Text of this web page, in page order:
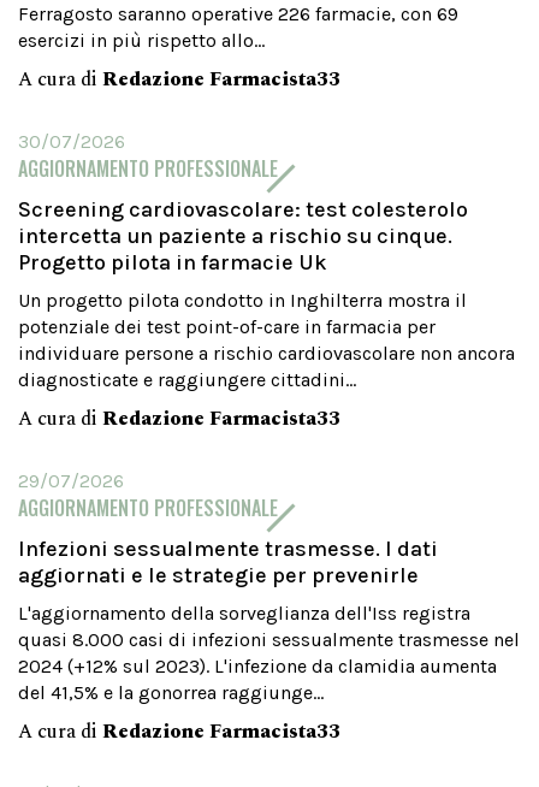
Ferragosto saranno operative 226 farmacie, con 69
esercizi in più rispetto allo...
A cura di Redazione Farmacista33
30/07/2026
AGGIORNAMENTO PROFESSIONALE
Screening cardiovascolare: test colesterolo
intercetta un paziente a rischio su cinque.
Progetto pilota in farmacie Uk
Un progetto pilota condotto in Inghilterra mostra il
potenziale dei test point-of-care in farmacia per
individuare persone a rischio cardiovascolare non ancora
diagnosticate e raggiungere cittadini...
A cura di Redazione Farmacista33
29/07/2026
AGGIORNAMENTO PROFESSIONALE
Infezioni sessualmente trasmesse. I dati
aggiornati e le strategie per prevenirle
L'aggiornamento della sorveglianza dell'Iss registra
quasi 8.000 casi di infezioni sessualmente trasmesse nel
2024 (+12% sul 2023). L'infezione da clamidia aumenta
del 41,5% e la gonorrea raggiunge...
A cura di Redazione Farmacista33